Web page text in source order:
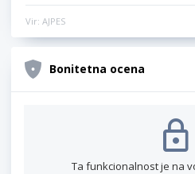
Vir: AJPES
Bonitetna ocena
Ta funkcionalnost je na